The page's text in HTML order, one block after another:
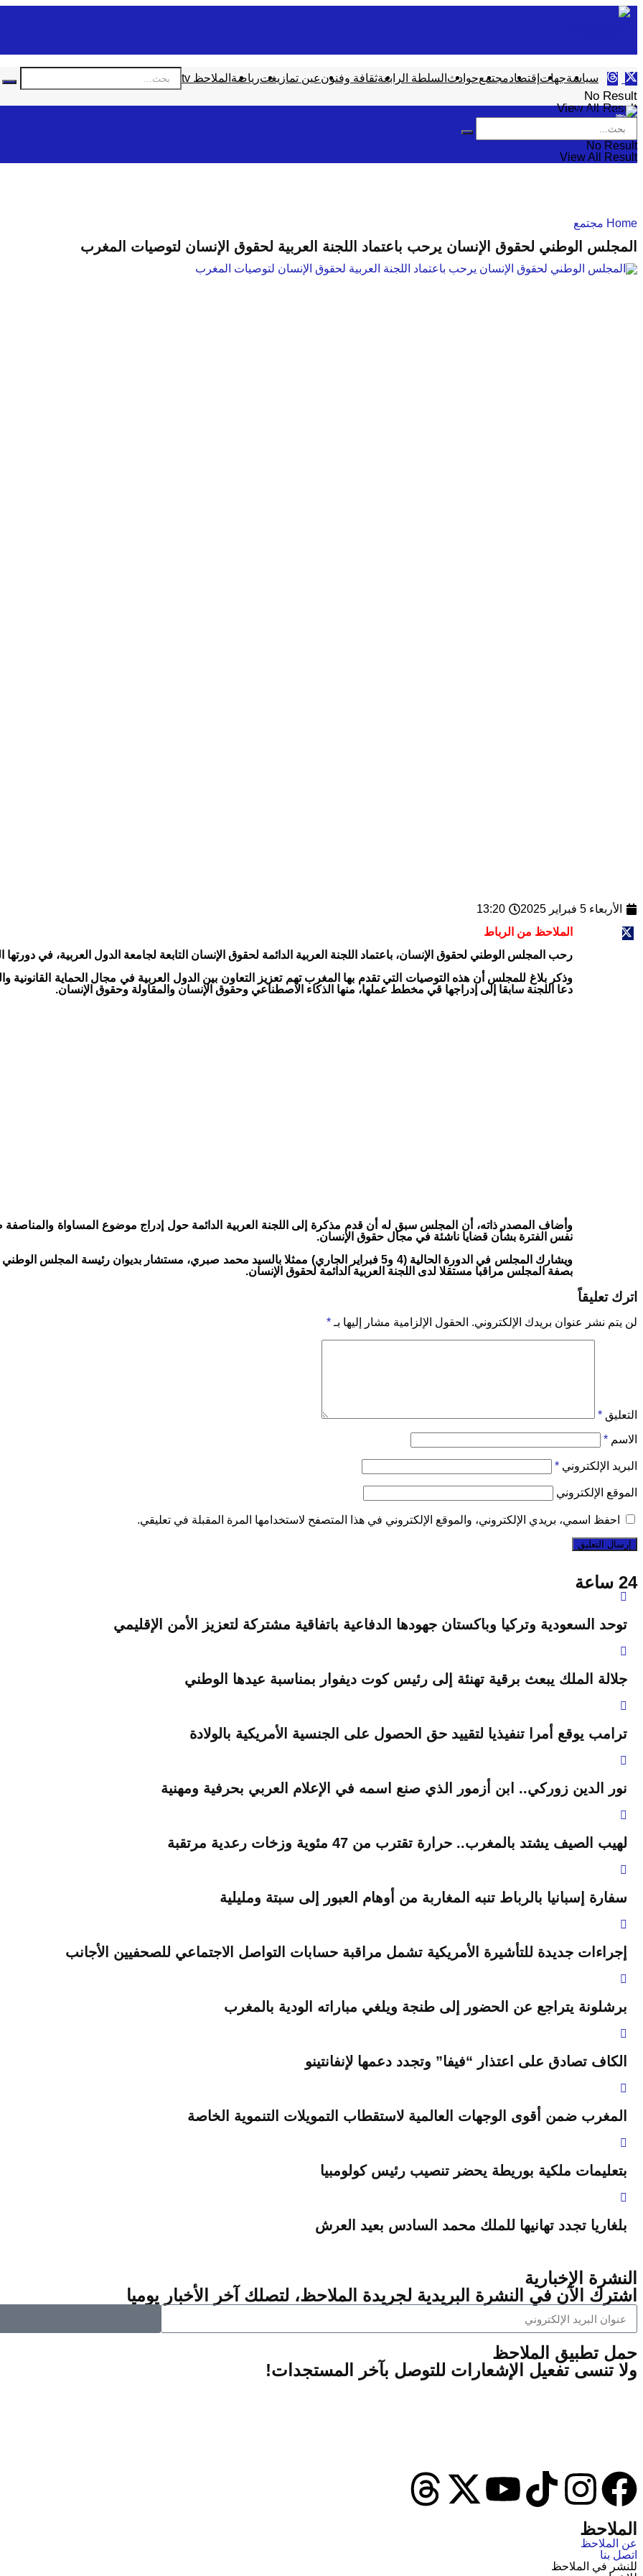
سياسةجهات إقتصادمجتمعحوادث السلطة الرابعةثقافة وفنونعين تمازيغترياضة الملاحظ tv
No Result
View All Result
No Result
View All Result
Home مجتمع
المجلس الوطني لحقوق الإنسان يرحب باعتماد اللجنة العربية لحقوق الإنسان لتوصيات المغرب
الأربعاء 5 فبراير 2025
13:20
الملاحظ من الرباط
رحب المجلس الوطني لحقوق الإنسان، باعتماد اللجنة العربية الدائمة لحقوق الإنسان التابعة لجامعة الدول العربية، في دورتها الـ55 المنعقدة على مدى يومين بالكويت، لتوصيات تقدم بها
وذكر بلاغ للمجلس أن هذه التوصيات التي تقدم بها المغرب تهم تعزيز التعاون بين الدول العربية في مجال الحماية
دعا اللجنة سابقا إلى إدراجها قي مخطط عملها، منها الذكاء الاصطناعي وحقوق الإنسان والمقاولة وحقوق الإنسان.
نفس الفترة بشأن قضايا ناشئة في مجال حقوق الإنسان.
ويشارك المجلس في الدورة الحالية (4 و5 فبراير الجاري) ممثلا بالسيد محمد صبري، مستشار بديوان
بصفة المجلس مراقبا مستقلا لدى اللجنة العربية الدائمة لحقوق الإنسان.
اترك تعليقاً
لن يتم نشر عنوان بريدك الإلكتروني. الحقول الإلزامية مشار إليها بـ*
التعليق *
الاسم *
البريد الإلكتروني *
الموقع الإلكتروني
احفظ اسمي، بريدي الإلكتروني، والموقع الإلكتروني في هذا المتصفح لاستخدامها المرة المقبلة في تعليقي.
24 ساعة
توحد السعودية وتركيا وباكستان جهودها الدفاعية باتفاقية مشتركة لتعزيز الأمن الإقليمي
جلالة الملك يبعث برقية تهنئة إلى رئيس كوت ديفوار بمناسبة عيدها الوطني
ترامب يوقع أمرا تنفيذيا لتقييد حق الحصول على الجنسية الأمريكية بالولادة
نور الدين زوركي.. ابن أزمور الذي صنع اسمه في الإعلام العربي بحرفية ومهنية
لهيب الصيف يشتد بالمغرب.. حرارة تقترب من 47 مئوية وزخات رعدية مرتقبة
سفارة إسبانيا بالرباط تنبه المغاربة من أوهام العبور إلى سبتة ومليلية
إجراءات جديدة للتأشيرة الأمريكية تشمل مراقبة حسابات التواصل الاجتماعي للصحفيين الأجانب
برشلونة يتراجع عن الحضور إلى طنجة ويلغي مباراته الودية بالمغرب
الكاف تصادق على اعتذار “فيفا” وتجدد دعمها لإنفانتينو
المغرب ضمن أقوى الوجهات العالمية لاستقطاب التمويلات التنموية الخاصة
بتعليمات ملكية بوريطة يحضر تنصيب رئيس كولومبيا
بلغاريا تجدد تهانيها للملك محمد السادس بعيد العرش
النشرة الإخبارية
اشترك الآن في النشرة البريدية لجريدة الملاحظ، لتصلك آخر الأخبار يوميا
‫حمل تطبيق الملاحظ
ولا تنسى تفعيل الإشعارات للتوصل بآخر المستجدات!
الملاحظ
عن الملاحظ
اتصل بنا
للنشر في الملاحظ